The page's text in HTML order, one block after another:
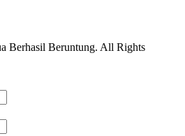
Berhasil Beruntung. All Rights